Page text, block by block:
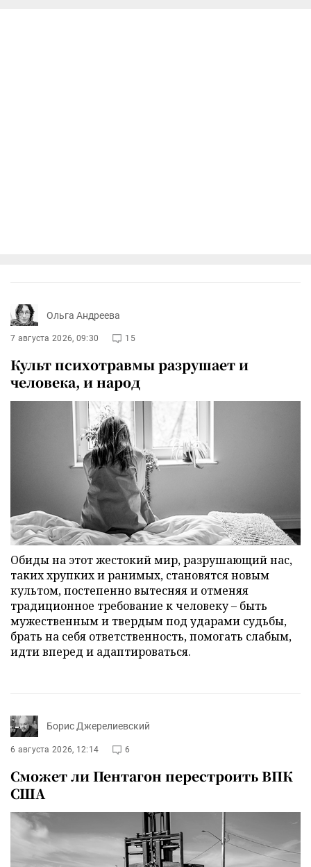
Ольга Андреева
7 августа 2026, 09:30 15
Культ психотравмы разрушает и
человека, и народ
Обиды на этот жестокий мир, разрушающий нас,
таких хрупких и ранимых, становятся новым
культом, постепенно вытесняя и отменяя
традиционное требование к человеку – быть
мужественным и твердым под ударами судьбы,
брать на себя ответственность, помогать слабым,
идти вперед и адаптироваться.
Борис Джерелиевский
6 августа 2026, 12:14 6
Сможет ли Пентагон перестроить ВПК
США